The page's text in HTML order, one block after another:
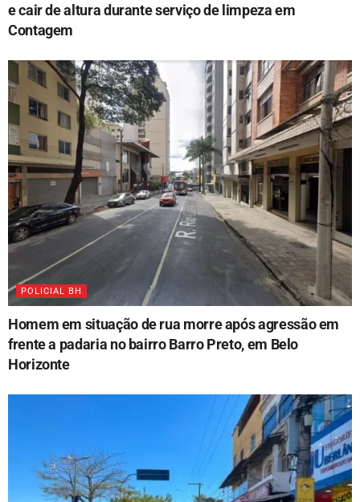
e cair de altura durante serviço de limpeza em
Contagem
POLICIAL BH
Homem em situação de rua morre após agressão em
frente a padaria no bairro Barro Preto, em Belo
Horizonte